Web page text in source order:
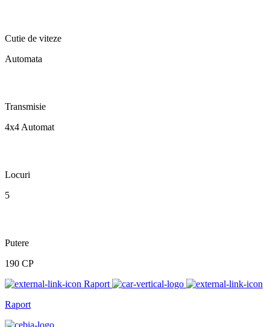
Cutie de viteze
Automata
Transmisie
4x4 Automat
Locuri
5
Putere
190 CP
Raport
Raport